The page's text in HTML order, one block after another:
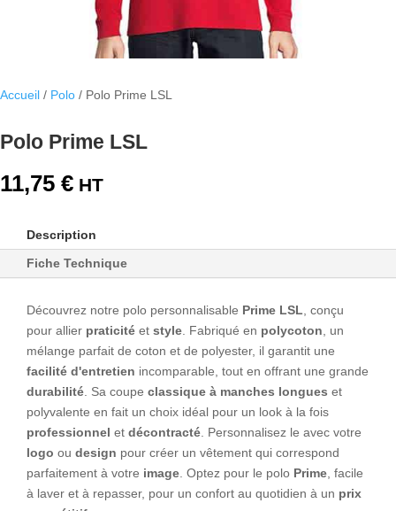
Accueil / Polo / Polo Prime LSL
Polo Prime LSL
11,75 €
Description
Fiche Technique
Découvrez notre polo personnalisable Prime LSL , conçu
pour allier praticité et style . Fabriqué en polycoton , un
mélange parfait de coton et de polyester, il garantit une
facilité d'entretien incomparable, tout en offrant une grande
durabilité . Sa coupe classique à manches longues et
polyvalente en fait un choix idéal pour un look à la fois
professionnel et décontracté . Personnalisez le avec votre
logo ou design pour créer un vêtement qui correspond
parfaitement à votre image . Optez pour le polo Prime , facile
à laver et à repasser, pour un confort au quotidien à un prix